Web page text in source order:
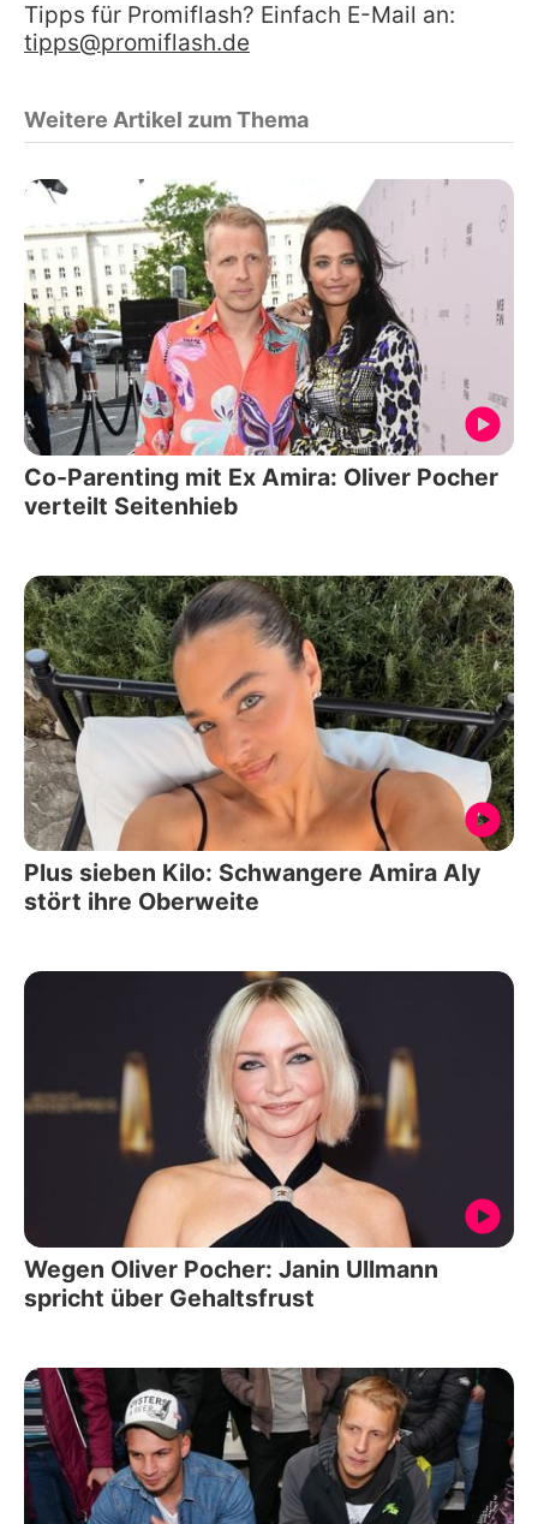
Tipps für Promiflash? Einfach E-Mail an:
tipps@promiflash.de
Weitere Artikel zum Thema
Co-Parenting mit Ex Amira: Oliver Pocher
verteilt Seitenhieb
Plus sieben Kilo: Schwangere Amira Aly
stört ihre Oberweite
Wegen Oliver Pocher: Janin Ullmann
spricht über Gehaltsfrust